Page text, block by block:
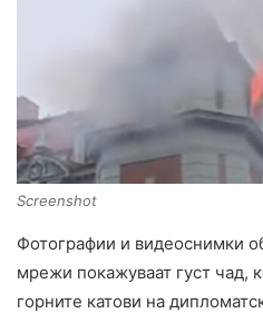
Screenshot
Фотографии и видеоснимки
мрежи покажуваат густ чад,
горните катови на